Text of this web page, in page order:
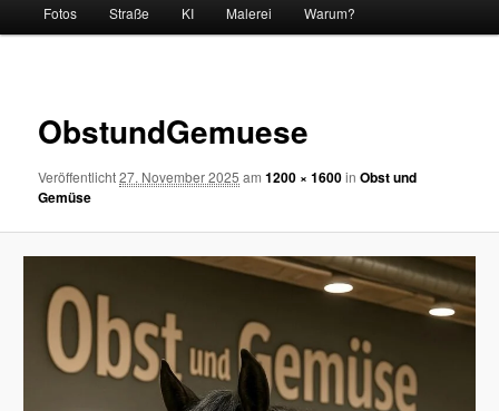
Fotos Straße KI Malerei Warum?
ObstundGemuese
Veröffentlicht27. November 2025 am1200 × 1600inObst und
Gemüse